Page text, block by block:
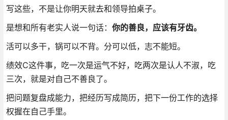
写这些，不是让你明天就去和领导拍桌子。
是想和所有老实人说一句话： 你的善良，应该有牙齿。
活可以多干，锅可以不背。分可以低，志不能短。
绩效C这件事，吃一次是运气不好，吃两次是认人不淑，吃
三次，就是对自己不善良了。
把问题复盘成能力，把经历写成简历，把下一份工作的选择
权握在自己手里。